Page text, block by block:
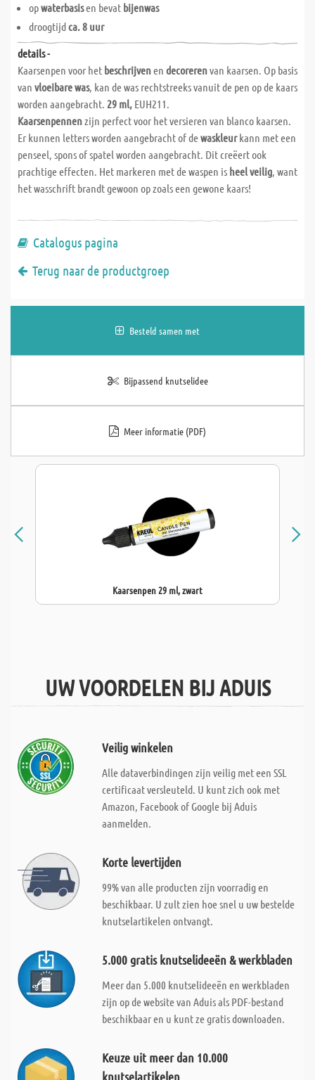
opwaterbasisen bevat bijenwas
droogtijdca. 8 uur
details -
Kaarsenpen voor het beschrijvenen decorerenvan kaarsen. Op basis
van vloeibare was, kan de was rechtstreeks vanuit de pen op de kaars
worden aangebracht. 29 ml, EUH211.
Kaarsenpennenzijn perfect voor het versieren van blanco kaarsen.
Er kunnen letters worden aangebracht of dewaskleurkann met een
penseel, spons of spatel worden aangebracht. Dit creëert ook
prachtige effecten. Het markeren met de waspen is heel veilig, want
het wasschrift brandt gewoon op zoals een gewone kaars!
Catalogus pagina
Terug naar de productgroep
Besteld samen met
Bijpassend knutselidee
Meer informatie (PDF)
Kaarsenpen 29 ml, zwart
UW VOORDELEN BIJ ADUIS
Veilig winkelen
Alle dataverbindingen zijn veilig met een SSL
certificaat versleuteld. U kunt zich ook met
Amazon, Facebook of Google bij Aduis
aanmelden.
Korte levertijden
99% van alle producten zijn voorradig en
beschikbaar. U zult zien hoe snel u uw bestelde
knutselartikelen ontvangt.
5.000 gratis knutselideeën & werkbladen
Meer dan 5.000 knutselideeën en werkbladen
zijn op de website van Aduis als PDF-bestand
beschikbaar en u kunt ze gratis downloaden.
Keuze uit meer dan 10.000
knutselartikelen